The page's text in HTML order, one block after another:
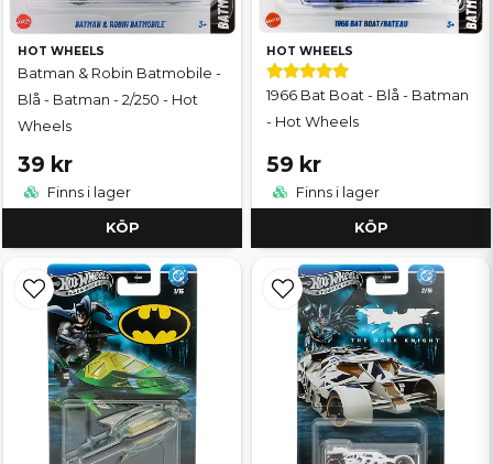
HOT WHEELS
Batman & Robin Batmobile -
Blå - Batman - 2/250 - Hot
Wheels
39 kr
Finns i lager
KÖP
HOT WHEELS
1966 Bat Boat - Blå - Batman
- Hot Wheels
59 kr
Finns i lager
KÖP